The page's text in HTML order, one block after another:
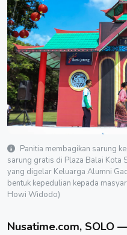
Panitia membagikan sarung
sarung gratis di Plaza Balai Kota
yang digelar Keluarga Alumni
bentuk kepedulian kepada
Howi Widodo)
Nusatime.com, SOLO